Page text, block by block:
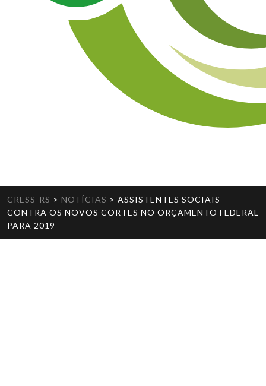
CRESS-RS > NOTÍCIAS > ASSISTENTES SOCIAIS
CONTRA OS NOVOS CORTES NO ORÇAMENTO FEDERAL
PARA 2019